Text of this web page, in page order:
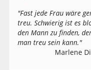
"Fast jede Frau wäre
treu. Schwierig ist es
den Mann zu finden,
man treu sein kann."
Marlene